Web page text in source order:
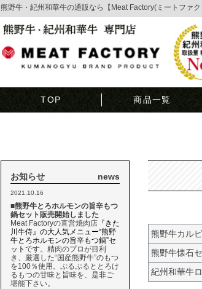
熊野牛・紀州和華牛の通販なら【Meat Factory(ミートファク
TOP 商品一覧
お知らせ news
2021.10.16
■熊野牛とろホルモンの旨辛もつ
鍋セット販売開始しました
Meat Factoryの直営焼肉店 『きた
川牛侍』の大人気メニュー“熊野
牛とろホルモンの旨辛もつ鍋”セ
ット です。精肉のプロが目利
き、厳選した“国産熊野牛”のもつ
を100％使用。ぷるぷるととろけ
るもつの甘味と旨味を、是非ご
堪能下さい。
熊野牛カルビ
熊野牛懐石
紀州和華牛